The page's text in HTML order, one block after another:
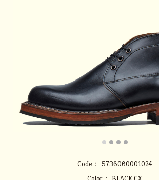
Code：
5736060001024